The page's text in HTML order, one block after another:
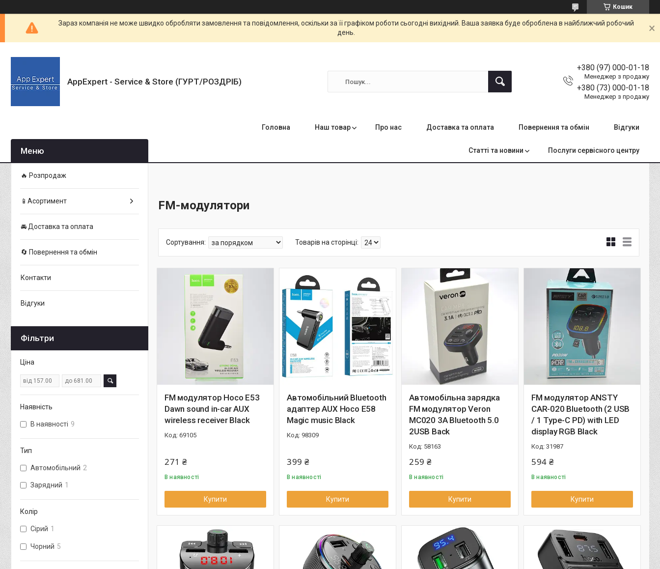
Кошик
Зараз компанія не може швидко обробляти замовлення та повідомлення, оскільки за її графіком роботи сьогодні вихідний. Ваша заявка буде оброблена в найближчий робочий
день.
AppExpert - Service & Store (ГУРТ/РОЗДРІБ)
+380 (97) 000-01-18
Менеджер з продажу
+380 (73) 000-01-18
Менеджер з продажу
Головна Наш товар Про нас Доставка та оплата Повернення та обмін Відгуки
Статті та новини Послуги сервісного центру
FM-модулятори
FM модулятор Hoco E53
Dawn sound in-car AUX
wireless receiver Black
69105
271 ₴
В наявності
Купити
Автомобільний Bluetooth
адаптер AUX Hoco E58
Magic music Black
98309
399 ₴
В наявності
Купити
Автомобільна зарядка
FM модулятор Veron
MC020 3A Bluetooth 5.0
2USB Back
58163
259 ₴
В наявності
Купити
FM модулятор ANSTY
CAR-020 Bluetooth (2 USB
/ 1 Type-C PD) with LED
display RGB Black
31987
594 ₴
В наявності
Купити
🔥 Розпродаж
📱Асортимент
🚘 Доставка та оплата
🔄 Повернення та обмін
Контакти
Відгуки
Фільтри
Ціна
Наявність
В наявності 9
Тип
Автомобільний 2
Зарядний 1
Колір
Сірий 1
Чорний 5